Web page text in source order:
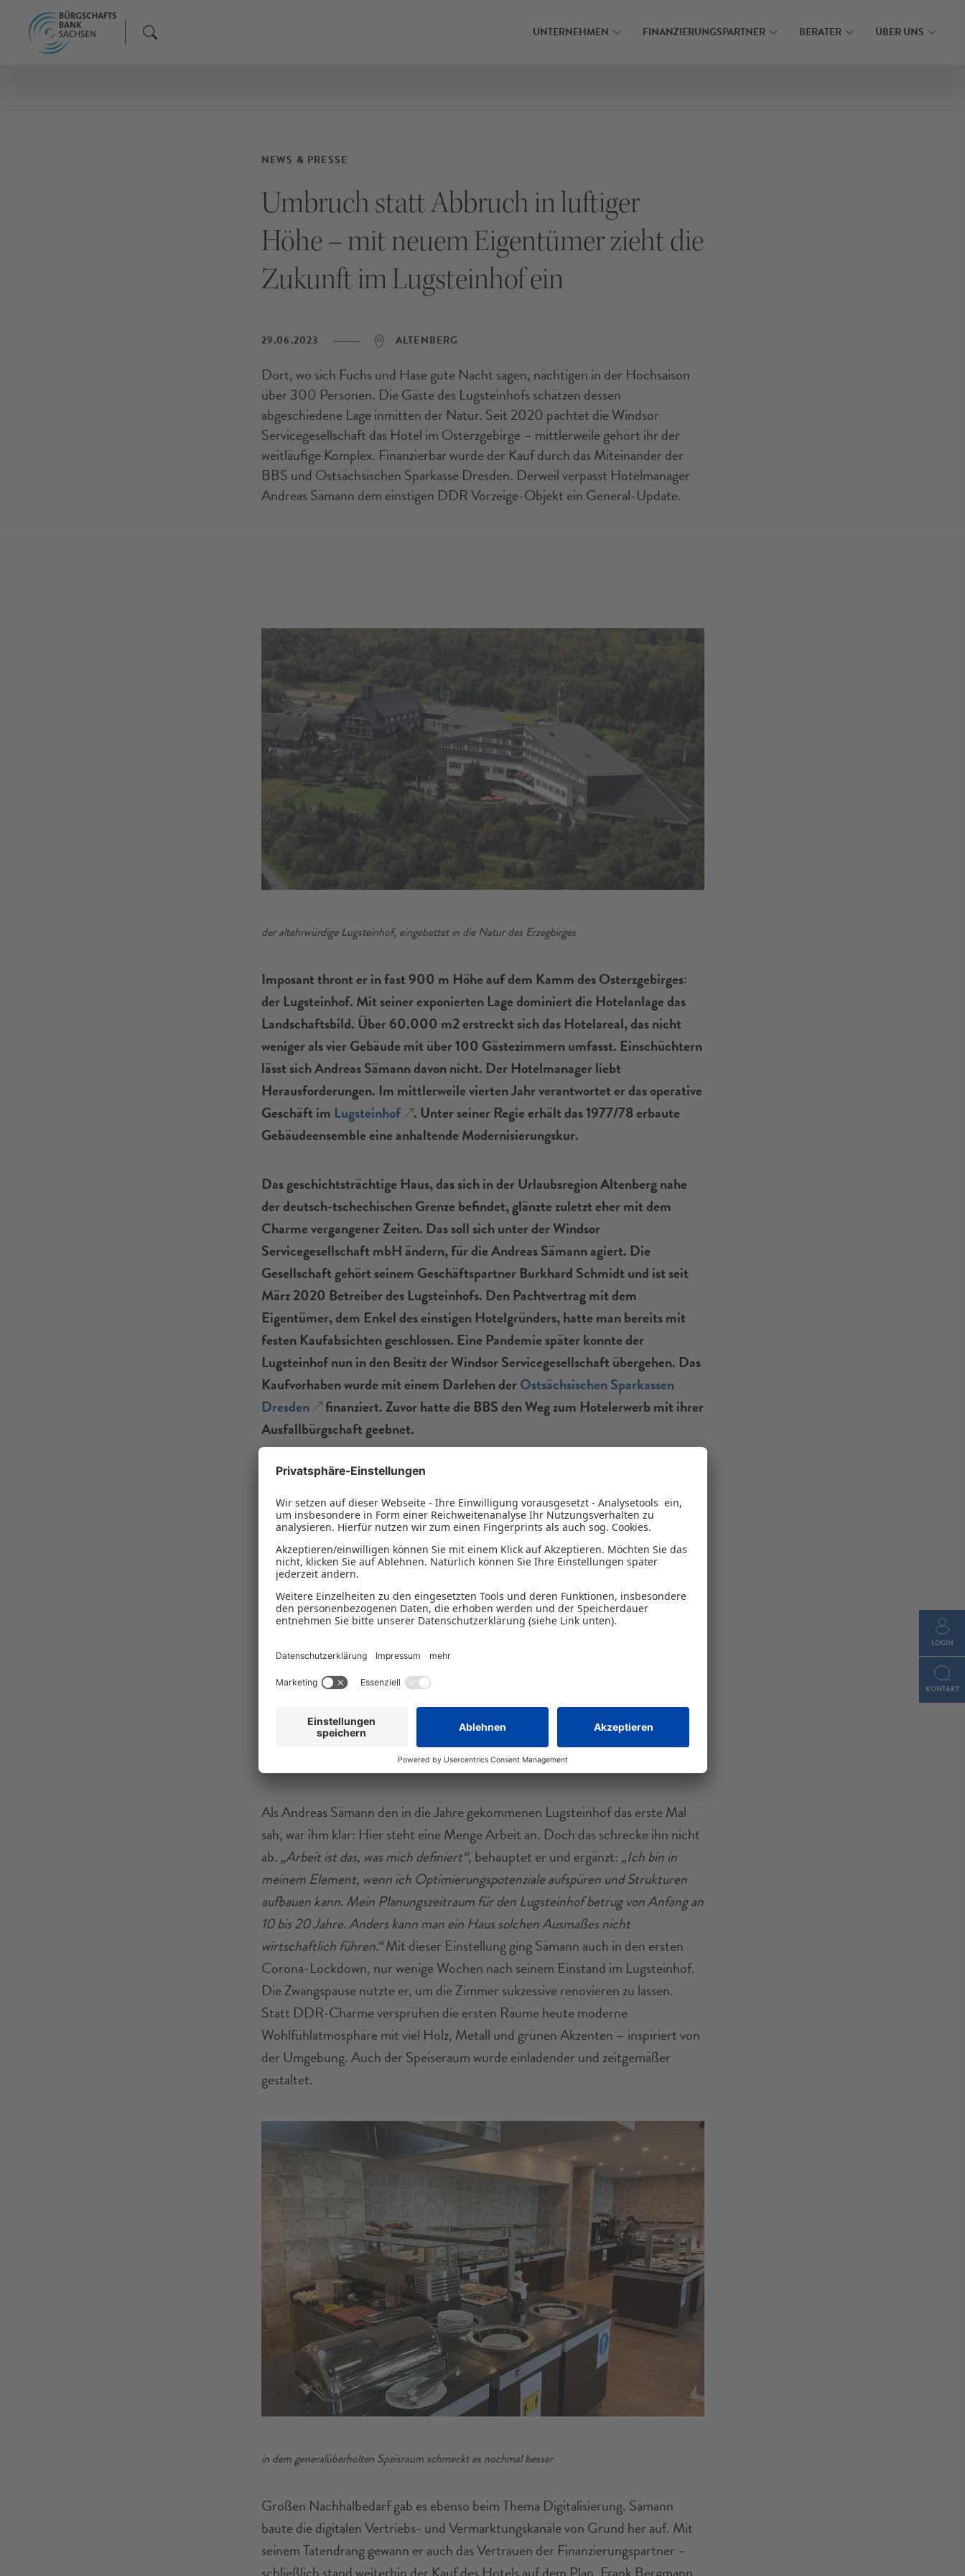
UNTERNEHMEN FINANZIERUNGSPARTNER BERATER ÜBER UNS
LOGIN
KONTAKT
NEWS & PRESSE
Umbruch statt Abbruch in luftiger
Höhe – mit neuem Eigentümer zieht die
Zukunft im Lugsteinhof ein
29.06.2023 ALTENBERG
Dort, wo sich Fuchs und Hase gute Nacht sagen, nächtigen in der Hochsaison
über 300 Personen. Die Gäste des Lugsteinhofs schätzen dessen
abgeschiedene Lage inmitten der Natur. Seit 2020 pachtet die Windsor
Servicegesellschaft das Hotel im Osterzgebirge – mittlerweile gehört ihr der
weitläufige Komplex. Finanzierbar wurde der Kauf durch das Miteinander der
BBS und Ostsächsischen Sparkasse Dresden. Derweil verpasst Hotelmanager
Andreas Sämann dem einstigen DDR Vorzeige-Objekt ein General-Update.
der altehrwürdige Lugsteinhof, eingebettet in die Natur des Erzegbirges
Imposant thront er in fast 900 m Höhe auf dem Kamm des Osterzgebirges:
der Lugsteinhof. Mit seiner exponierten Lage dominiert die Hotelanlage das
Landschaftsbild. Über 60.000 m2 erstreckt sich das Hotelareal, das nicht
weniger als vier Gebäude mit über 100 Gästezimmern umfasst. Einschüchtern
lässt sich Andreas Sämann davon nicht. Der Hotelmanager liebt
Herausforderungen. Im mittlerweile vierten Jahr verantwortet er das operative
Geschäft im Lugsteinhof . Unter seiner Regie erhält das 1977/78 erbaute
Gebäudeensemble eine anhaltende Modernisierungskur.
Das geschichtsträchtige Haus, das sich in der Urlaubsregion Altenberg nahe
der deutsch-tschechischen Grenze befindet, glänzte zuletzt eher mit dem
Charme vergangener Zeiten. Das soll sich unter der Windsor
Servicegesellschaft mbH ändern, für die Andreas Sämann agiert. Die
Gesellschaft gehört seinem Geschäftspartner Burkhard Schmidt und ist seit
März 2020 Betreiber des Lugsteinhofs. Den Pachtvertrag mit dem
Eigentümer, dem Enkel des einstigen Hotelgründers, hatte man bereits mit
festen Kaufabsichten geschlossen. Eine Pandemie später konnte der
Lugsteinhof nun in den Besitz der Windsor Servicegesellschaft übergehen. Das
Kaufvorhaben wurde mit einem Darlehen derOstsächsischen Sparkassen
Dresden finanziert. Zuvor hatte die BBS den Weg zum Hotelerwerb mit ihrer
Ausfallbürgschaft geebnet.
frisch renovierte Suite im Lugsteinhof
Als Andreas Sämann den in die Jahre gekommenen Lugsteinhof das erste Mal
sah, war ihm klar: Hier steht eine Menge Arbeit an. Doch das schrecke ihn nicht
ab. „Arbeit ist das, was mich definiert“, behauptet er und ergänzt: „Ich bin in
meinem Element, wenn ich Optimierungspotenziale aufspüren und Strukturen
aufbauen kann. Mein Planungszeitraum für den Lugsteinhof betrug von Anfang an
10 bis 20 Jahre. Anders kann man ein Haus solchen Ausmaßes nicht
wirtschaftlich führen.“Mit dieser Einstellung ging Sämann auch in den ersten
Corona-Lockdown, nur wenige Wochen nach seinem Einstand im Lugsteinhof.
Die Zwangspause nutzte er, um die Zimmer sukzessive renovieren zu lassen.
Statt DDR-Charme versprühen die ersten Räume heute moderne
Wohlfühlatmosphäre mit viel Holz, Metall und grünen Akzenten – inspiriert von
der Umgebung. Auch der Speiseraum wurde einladender und zeitgemäßer
gestaltet.
in dem generalüberholten Speisraum schmeckt es nochmal besser
Großen Nachhalbedarf gab es ebenso beim Thema Digitalisierung. Sämann
baute die digitalen Vertriebs- und Vermarktungskanäle von Grund her auf. Mit
seinem Tatendrang gewann er auch das Vertrauen der Finanzierungspartner –